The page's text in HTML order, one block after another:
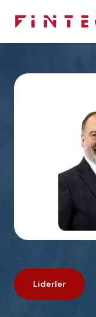
Liderler